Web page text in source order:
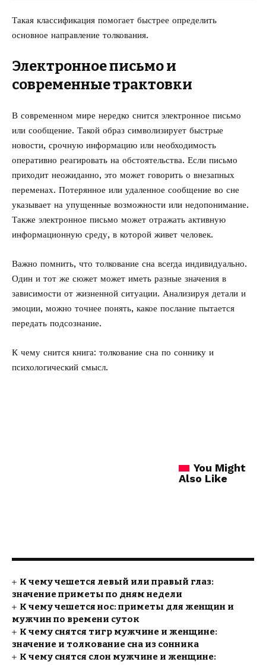
Такая классификация помогает быстрее определить
основное направление толкования.
Электронное письмо и
современные трактовки
В современном мире нередко снится электронное письмо
или сообщение. Такой образ символизирует быстрые
новости, срочную информацию или необходимость
оперативно реагировать на обстоятельства. Если письмо
приходит неожиданно, это может говорить о внезапных
переменах. Потерянное или удаленное сообщение во сне
указывает на упущенные возможности или недопонимание.
Также электронное письмо может отражать активную
информационную среду, в которой живет человек.
Важно помнить, что толкование сна всегда индивидуально.
Один и тот же сюжет может иметь разные значения в
зависимости от жизненной ситуации. Анализируя детали и
эмоции, можно точнее понять, какое послание пытается
передать подсознание.
К чему снится книга: толкование сна по соннику и
психологический смысл.
You Might
Also Like
К чему чешется левый или правый глаз:
значение приметы по дням недели
К чему чешется нос: приметы для женщин и
мужчин по времени суток
К чему снятся тигр мужчине и женщине:
значение и толкование сна из сонника
К чему снятся слон мужчине и женщине: